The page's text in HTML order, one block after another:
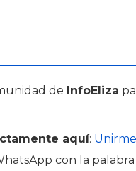
de InfoEliza
aquí:
con la palabra